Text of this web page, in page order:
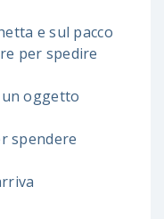
e sul pacco
per spedire
oggetto
spendere